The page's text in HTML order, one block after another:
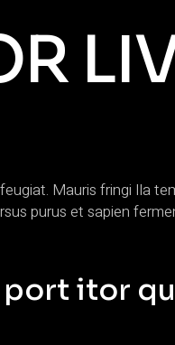
Mauris fringi lla
purus et sapien
port itor